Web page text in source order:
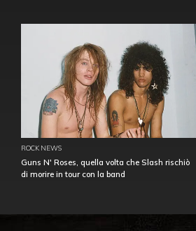
ROCK NEWS
Guns N' Roses, quella volta che Slash rischiò
di morire in tour con la band